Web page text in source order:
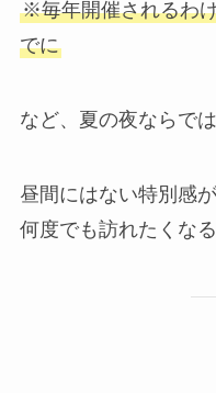
※毎年開催されるわ
でに
など、夏の夜ならで
昼間にはない特別感
何度でも訪れたくな